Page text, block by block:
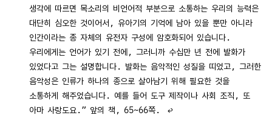
생각에 따르면 목소리의 비언어적 부분으로 소통하는 우리의 능력은
대단히 심오한 것이어서, 유아기의 기억에 남아 있을 뿐만 아니라
인간이라는 종 자체의 유전자 구성에 암호화되어 있습니다.
우리에게는 언어가 있기 전에, 그러니까 수십만 년 전에 발화가
있었다고 그는 설명합니다. 발화는 음악적인 성질을 띠었고, 그러한
음악성은 인류가 하나의 종으로 살아남기 위해 필요한 것을
소통하게 해주었습니다. 예를 들어 도구 제작이나 사회 조직, 또
아마 사랑도요.” 앞의 책, 65~66쪽.
↩